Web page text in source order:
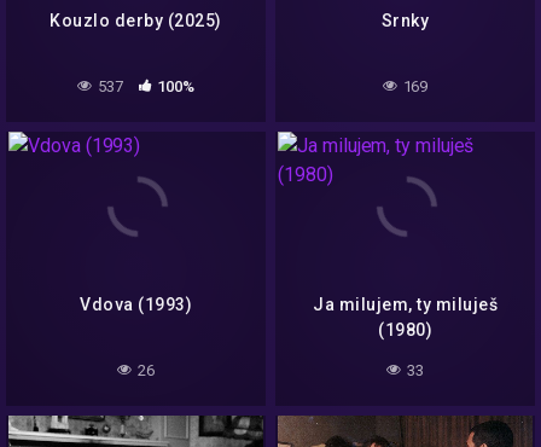
Kouzlo derby (2025)
537 100%
Srnky
169
Vdova (1993)
26
Ja milujem, ty miluješ
(1980)
33